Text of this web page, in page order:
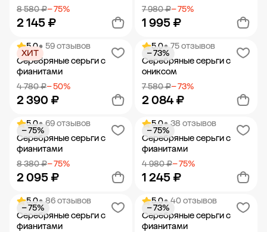
8 580 ₽− 75%
2 145 ₽
Добавить в корзину
7 980 ₽− 75%
1 995 ₽
Добавить в корзину
5.0• 59 отзывов
Серебряные серьги с
фианитами
4 780 ₽− 50%
2 390 ₽
ХИТ
Добавить в корзину
5.0• 75 отзывов
Серебряные серьги с
ониксом
7 580 ₽− 73%
2 084 ₽
− 73%
Добавить в корзину
5.0• 69 отзывов
Серебряные серьги с
фианитами
8 380 ₽− 75%
2 095 ₽
− 75%
Добавить в корзину
5.0• 38 отзывов
Серебряные серьги с
фианитами
4 980 ₽− 75%
1 245 ₽
− 75%
Добавить в корзину
5.0• 86 отзывов
Серебряные серьги с
фианитами
− 75%
5.0• 40 отзывов
Серебряные серьги с
фианитами
− 73%